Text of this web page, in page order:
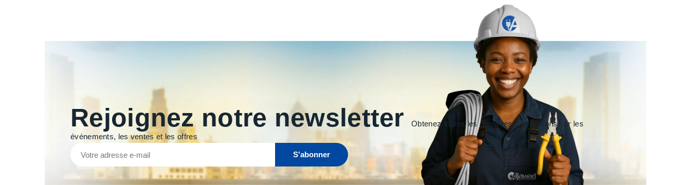
Rejoignez notre newsletterObtenez toutes les dernières informations sur les
événements, les ventes et les offres